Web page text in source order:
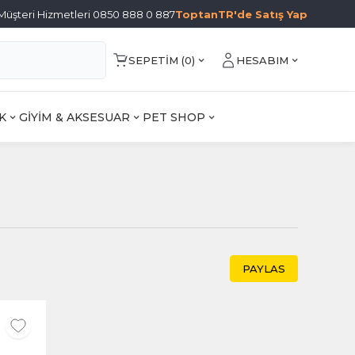
Hizmetleri 0850 888 0 887ToptanTR'de Satış Yap
SEPETIM (0) HESABIM
GİYİM & AKSESUAR PET SHOP
PAYLAS